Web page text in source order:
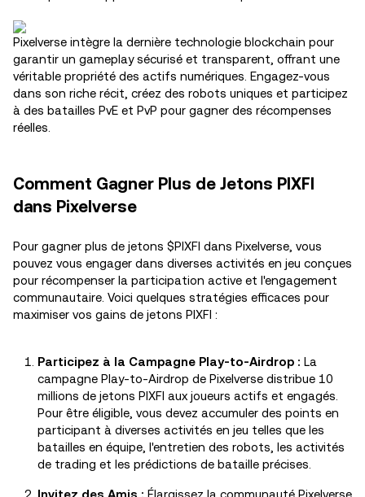
Pixelverse intègre la dernière technologie blockchain pour
garantir un gameplay sécurisé et transparent, offrant une
véritable propriété des actifs numériques. Engagez-vous
dans son riche récit, créez des robots uniques et participez
à des batailles PvE et PvP pour gagner des récompenses
réelles.
Comment Gagner Plus de Jetons PIXFI
dans Pixelverse
Pour gagner plus de jetons $PIXFI dans Pixelverse, vous
pouvez vous engager dans diverses activités en jeu conçues
pour récompenser la participation active et l'engagement
communautaire. Voici quelques stratégies efficaces pour
maximiser vos gains de jetons PIXFI :
Participez à la Campagne Play-to-Airdrop : La
campagne Play-to-Airdrop de Pixelverse distribue 10
millions de jetons PIXFI aux joueurs actifs et engagés.
Pour être éligible, vous devez accumuler des points en
participant à diverses activités en jeu telles que les
batailles en équipe, l'entretien des robots, les activités
de trading et les prédictions de bataille précises.
Invitez des Amis : Élargissez la communauté Pixelverse